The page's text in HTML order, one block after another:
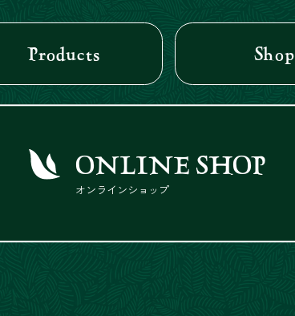
Products Shop
ONLINE SHOP
オンラインショップ